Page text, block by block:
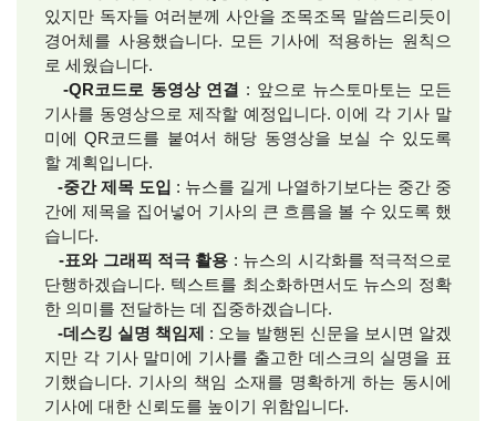
있지만 독자들 여러분께 사안을 조목조목 말씀드리듯이
경어체를 사용했습니다. 모든 기사에 적용하는 원칙으
로 세웠습니다.
-QR코드로 동영상 연결
: 앞으로 뉴스토마토는 모든
기사를 동영상으로 제작할 예정입니다. 이에 각 기사 말
미에 QR코드를 붙여서 해당 동영상을 보실 수 있도록
할 계획입니다.
-중간 제목 도입 : 뉴스를 길게 나열하기보다는 중간 중
간에 제목을 집어넣어 기사의 큰 흐름을 볼 수 있도록 했
습니다.
-표와 그래픽 적극 활용 : 뉴스의 시각화를 적극적으로
단행하겠습니다. 텍스트를 최소화하면서도 뉴스의 정확
한 의미를 전달하는 데 집중하겠습니다.
-데스킹 실명 책임제
: 오늘 발행된 신문을 보시면 알겠
지만 각 기사 말미에 기사를 출고한 데스크의 실명을 표
기했습니다. 기사의 책임 소재를 명확하게 하는 동시에
기사에 대한 신뢰도를 높이기 위함입니다.